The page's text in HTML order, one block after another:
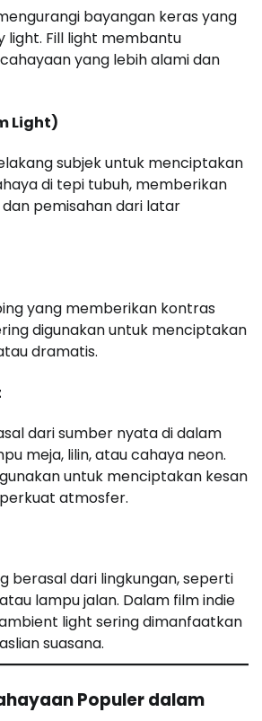
bayangan keras yang
light. Fill light membantu
yang lebih alami dan
Light)
subjek untuk menciptakan
di tepi tubuh, memberikan
pemisahan dari latar
yang memberikan kontras
digunakan untuk menciptakan
dramatis.
dari sumber nyata di dalam
meja, lilin, atau cahaya neon.
untuk menciptakan kesan
atmosfer.
berasal dari lingkungan, seperti
lampu jalan. Dalam film indie
light sering dimanfaatkan
suasana.
Populer dalam